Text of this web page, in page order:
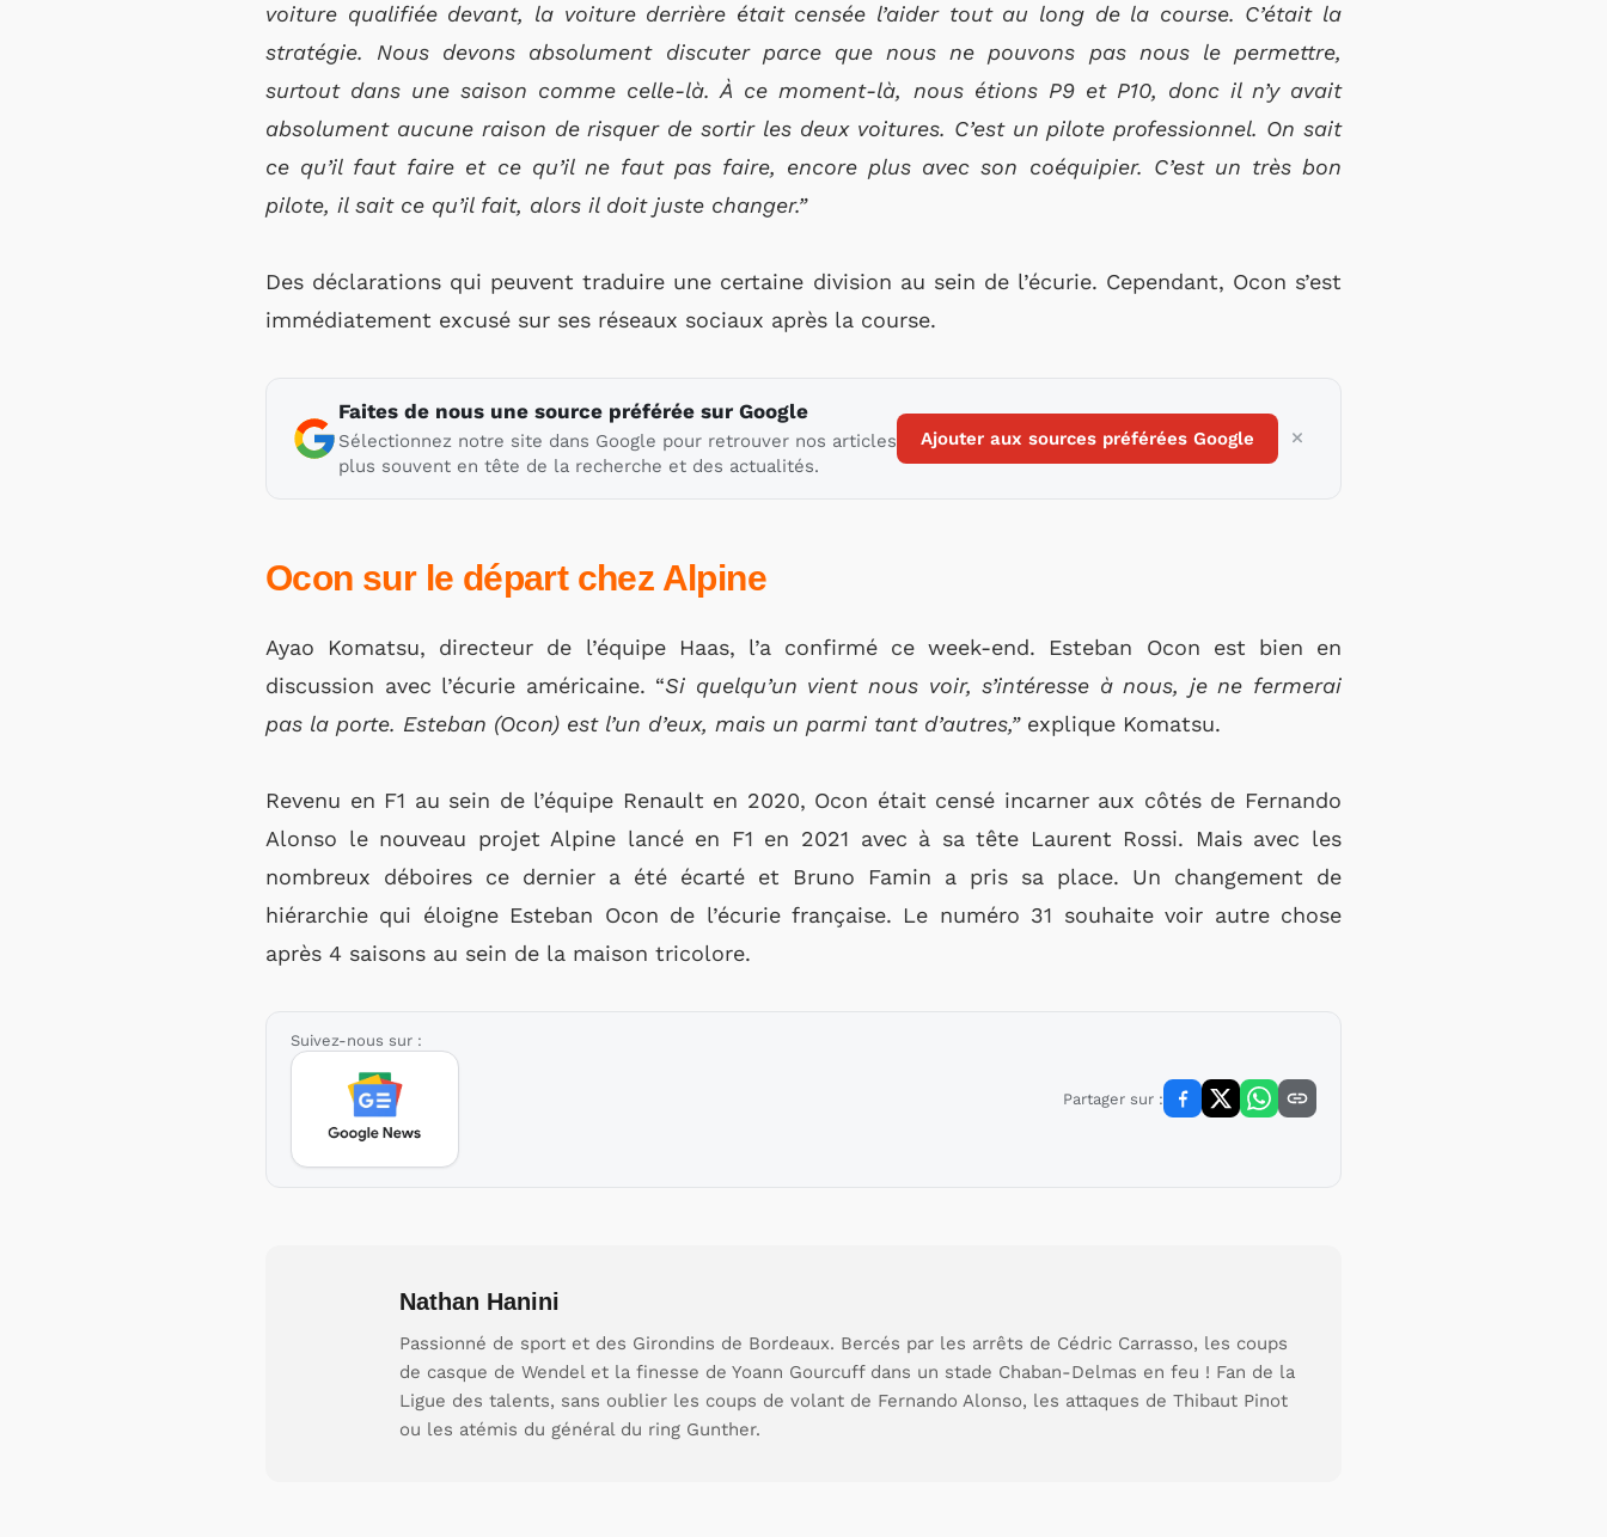
voiture qualifiée devant, la voiture derrière était censée l’aider tout au long de la course. C’était la
stratégie. Nous devons absolument discuter parce que nous ne pouvons pas nous le permettre,
surtout dans une saison comme celle-là. À ce moment-là, nous étions P9 et P10, donc il n’y avait
absolument aucune raison de risquer de sortir les deux voitures. C’est un pilote professionnel. On sait
ce qu’il faut faire et ce qu’il ne faut pas faire, encore plus avec son coéquipier. C’est un très bon
pilote, il sait ce qu’il fait, alors il doit juste changer.”
Des déclarations qui peuvent traduire une certaine division au sein de l’écurie. Cependant, Ocon s’est
immédiatement excusé sur ses réseaux sociaux après la course.
Faites de nous une source préférée sur Google
Sélectionnez notre site dans Google pour retrouver nos articles
plus souvent en tête de la recherche et des actualités.
Ajouter aux sources préférées Google
Ocon sur le départ chez Alpine
Ayao Komatsu, directeur de l’équipe Haas, l’a confirmé ce week-end. Esteban Ocon est bien en
discussion avec l’écurie américaine. “Si quelqu’un vient nous voir, s’intéresse à nous, je ne fermerai
pas la porte. Esteban (Ocon) est l’un d’eux, mais un parmi tant d’autres,” explique Komatsu.
Revenu en F1 au sein de l’équipe Renault en 2020, Ocon était censé incarner aux côtés de Fernando
Alonso le nouveau projet Alpine lancé en F1 en 2021 avec à sa tête Laurent Rossi. Mais avec les
nombreux déboires ce dernier a été écarté et Bruno Famin a pris sa place. Un changement de
hiérarchie qui éloigne Esteban Ocon de l’écurie française. Le numéro 31 souhaite voir autre chose
après 4 saisons au sein de la maison tricolore.
Suivez-nous sur :
Partager sur :
Nathan Hanini
Passionné de sport et des Girondins de Bordeaux. Bercés par les arrêts de Cédric Carrasso, les coups
de casque de Wendel et la finesse de Yoann Gourcuff dans un stade Chaban-Delmas en feu ! Fan de la
Ligue des talents, sans oublier les coups de volant de Fernando Alonso, les attaques de Thibaut Pinot
ou les atémis du général du ring Gunther.